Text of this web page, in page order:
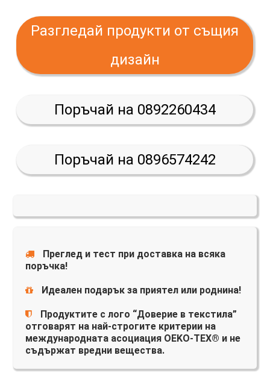
Разгледай продукти от същия
дизайн
Поръчай на 0892260434
Поръчай на 0896574242
Преглед и тест при доставка на всяка
поръчка!
Идеален подарък за приятел или роднина!
Продуктите с лого “Доверие в текстила”
отговарят на най-строгите критерии на
международната асоциация OEKO-TEX® и не
съдържат вредни вещества.